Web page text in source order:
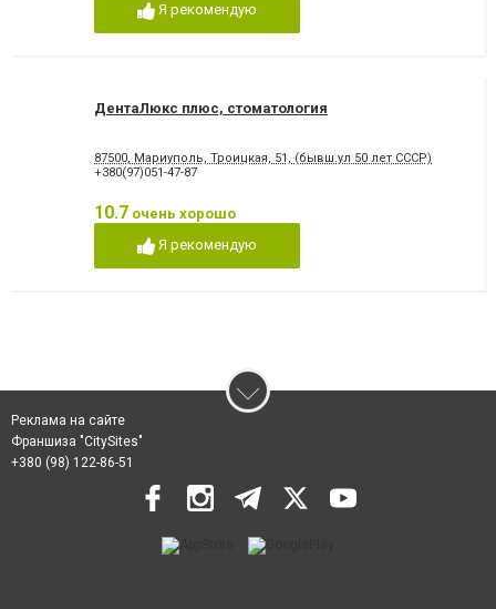
Я рекомендую
ДентаЛюкс плюс, стоматология
87500, Мариуполь, Троицкая, 51, (бывш.ул 50 лет СССР)
+380(97)051-47-87
10.7 очень хорошо
Я рекомендую
Реклама на сайте
Франшиза "CitySites"
+380 (98) 122-86-51